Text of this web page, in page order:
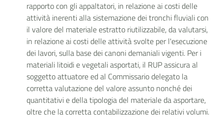
rapporto con gli appaltatori, in relazione ai costi delle
attività inerenti alla sistemazione dei tronchi fluviali con
il valore del materiale estratto riutilizzabile, da valutarsi,
in relazione ai costi delle attività svolte per l'esecuzione
dei lavori, sulla base dei canoni demaniali vigenti. Per i
materiali litoidi e vegetali asportati, il RUP assicura al
soggetto attuatore ed al Commissario delegato la
corretta valutazione del valore assunto nonché dei
quantitativi e della tipologia del materiale da asportare,
oltre che la corretta contabilizzazione dei relativi volumi.